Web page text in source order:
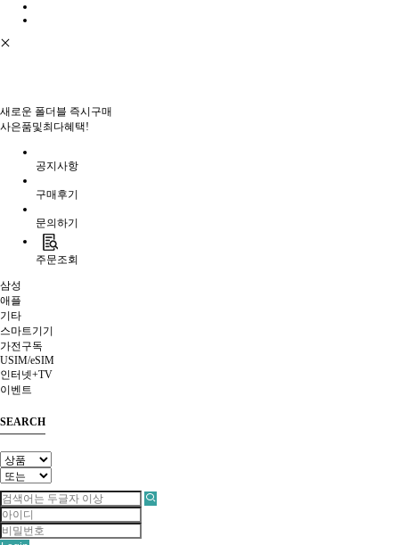
새로운 폴더블 즉시구매
사은품및최다혜택!
공지사항
구매후기
문의하기
주문조회
삼성
애플
기타
스마트기기
가전구독
USIM/eSIM
인터넷+TV
이벤트
SEARCH